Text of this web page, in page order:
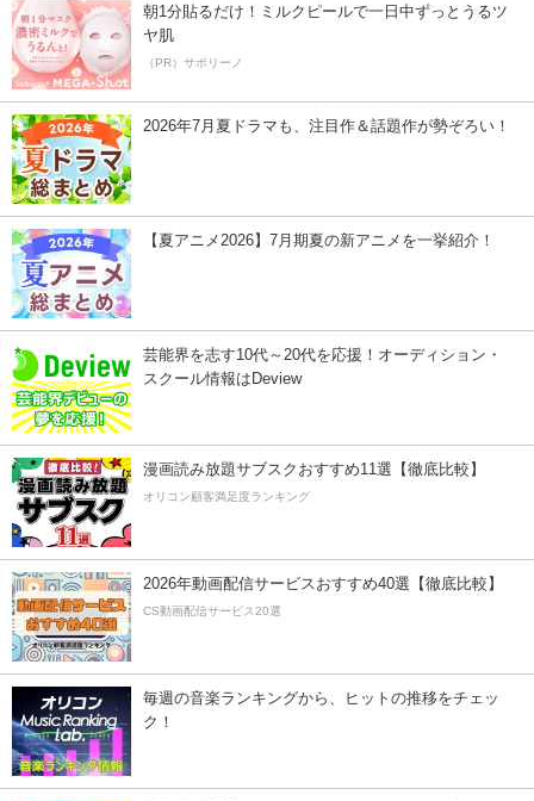
朝1分貼るだけ！ミルクピールで一日中ずっとうるツ
ヤ肌
（PR）サボリーノ
2026年7月夏ドラマも、注目作＆話題作が勢ぞろい！
【夏アニメ2026】7月期夏の新アニメを一挙紹介！
芸能界を志す10代～20代を応援！オーディション・
スクール情報はDeview
漫画読み放題サブスクおすすめ11選【徹底比較】
オリコン顧客満足度ランキング
2026年動画配信サービスおすすめ40選【徹底比較】
CS動画配信サービス20選
毎週の音楽ランキングから、ヒットの推移をチェッ
ク！